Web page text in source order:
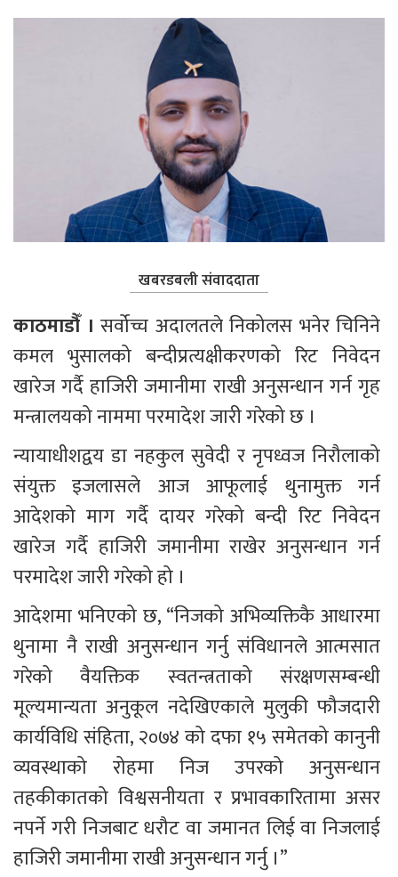
खबरडबली संवाददाता
काठमाडौँ । सर्वोच्च अदालतले निकोलस भनेर चिनिने
कमल भुसालको बन्दीप्रत्यक्षीकरणको रिट निवेदन
खारेज गर्दै हाजिरी जमानीमा राखी अनुसन्धान गर्न गृह
मन्त्रालयको नाममा परमादेश जारी गरेको छ ।
न्यायाधीशद्वय डा नहकुल सुवेदी र नृपध्वज निरौलाको
संयुक्त इजलासले आज आफूलाई थुनामुक्त गर्न
आदेशको माग गर्दै दायर गरेको बन्दी रिट निवेदन
खारेज गर्दै हाजिरी जमानीमा राखेर अनुसन्धान गर्न
परमादेश जारी गरेको हो ।
आदेशमा भनिएको छ, “निजको अभिव्यक्तिकै आधारमा
थुनामा नै राखी अनुसन्धान गर्नु संविधानले आत्मसात
गरेको वैयक्तिक स्वतन्त्रताको संरक्षणसम्बन्धी
मूल्यमान्यता अनुकूल नदेखिएकाले मुलुकी फौजदारी
कार्यविधि संहिता, २०७४ को दफा १५ समेतको कानुनी
व्यवस्थाको रोहमा निज उपरको अनुसन्धान
तहकीकातको विश्वसनीयता र प्रभावकारितामा असर
नपर्ने गरी निजबाट धरौट वा जमानत लिई वा निजलाई
हाजिरी जमानीमा राखी अनुसन्धान गर्नु ।”